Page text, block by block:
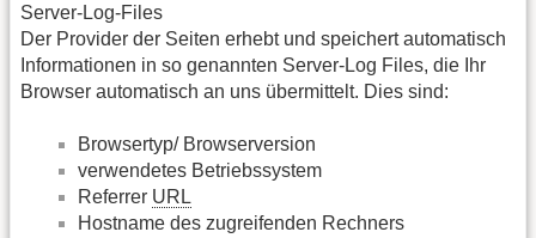
Server-Log-Files
Der Provider der Seiten erhebt und speichert automatisch
Informationen in so genannten Server-Log Files, die Ihr
Browser automatisch an uns übermittelt. Dies sind:
Browsertyp/ Browserversion
verwendetes Betriebssystem
Referrer URL
Hostname des zugreifenden Rechners